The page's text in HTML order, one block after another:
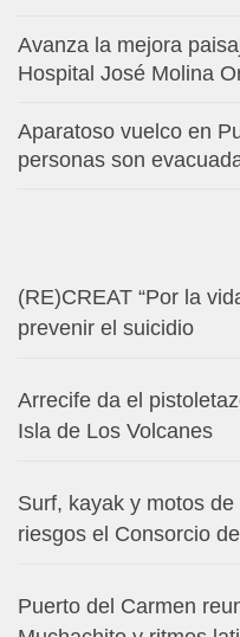
Avanza la mejora
Hospital José Molina
Aparatoso vuelco en
personas son
(RE)CREAT “Por la
prevenir el suicidio
Arrecife da el
Isla de Los Volcanes
Surf, kayak y motos
riesgos el Consorcio
Puerto del Carmen